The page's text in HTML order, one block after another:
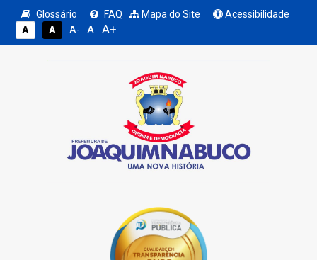
Glossário FAQ Mapa do Site
Acessibilidade
A
A A- A A+